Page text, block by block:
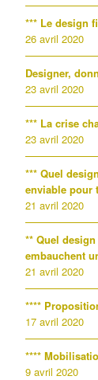
*** Le design
26 avril 2020
Designer,
23 avril 2020
*** La crise
23 avril 2020
*** Quel
enviable pour
21 avril 2020
** Quel
embauchent
21 avril 2020
****
17 avril 2020
****
9 avril 2020